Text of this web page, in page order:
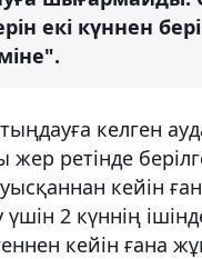
екі күннен
келген
жер ретінде
кейін
2 күннің
кейін ғана